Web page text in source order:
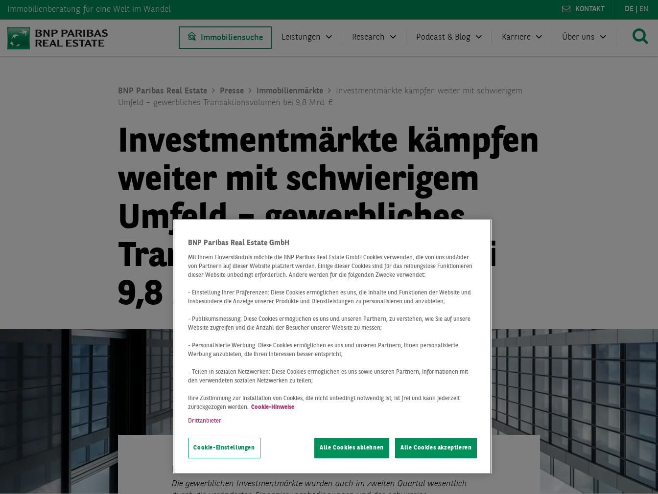
Immobilienberatung für eine Welt im Wandel DE EN
KONTAKT
Immobiliensuche Leistungen Research Podcast & Blog Karriere Über uns
BNP Paribas Real Estate Presse Immobilienmärkte
Investmentmärkte kämpfen weiter mit schwierigem
Umfeld – gewerbliches Transaktionsvolumen bei 9,8 Mrd. €
Investmentmärkte kämpfen
weiter mit schwierigem
Umfeld – gewerbliches
Transaktionsvolumen bei
9,8 Mrd. €
Die gewerblichen Investmentmärkte wurden auch im zweiten Quartal wesentlich
BNP Paribas Real Estate GmbH
Mit Ihrem Einverständnis möchte die BNP Paribas Real Estate GmbH Cookies verwenden, die von uns und/oder
von Partnern auf dieser Website platziert werden. Einige dieser Cookies sind für das reibungslose Funktionieren
dieser Website unbedingt erforderlich. Andere werden für die folgenden Zwecke verwendet:
- Einstellung Ihrer Präferenzen: Diese Cookies ermöglichen es uns, die Inhalte und Funktionen der Website und
insbesondere die Anzeige unserer Produkte und Dienstleistungen zu personalisieren und anzubieten;
- Publikumsmessung: Diese Cookies ermöglichen es uns und unseren Partnern, zu verstehen, wie Sie auf unsere
Website zugreifen und die Anzahl der Besucher unserer Website zu messen;
- Personalisierte Werbung: Diese Cookies ermöglichen es uns und unseren Partnern, Ihnen personalisierte
Werbung anzubieten, die Ihren Interessen besser entspricht;
- Teilen in sozialen Netzwerken: Diese Cookies ermöglichen es uns sowie unseren Partnern, Informationen mit
den verwendeten sozialen Netzwerken zu teilen;
Ihre Zustimmung zur Installation von Cookies, die nicht unbedingt notwendig ist, ist frei und kann jederzeit
zurückgezogen werden. Cookie-Hinweise
Drittanbieter
Cookie-Einstellungen Alle Cookies ablehnen Alle Cookies akzeptieren